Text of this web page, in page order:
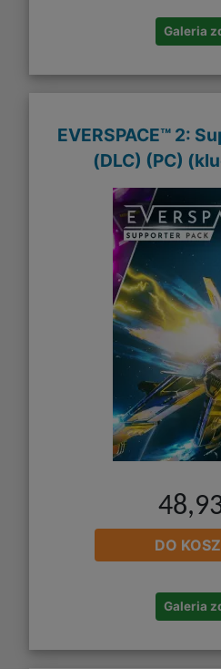
Galeria
EVERSPACE™ 2:
(DLC) (PC)
DO
Galeria